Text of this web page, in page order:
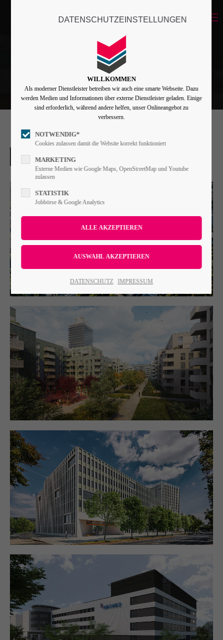
Passwort
Angemeldet bleiben
Anmelden
Register
Lorem ipsum dolor sit amet:
24h/ 365days
We offer support for our customers
Mon - Fri 8:00am - 5:00pm
Get in touch
Cybersteel Inc.
376-293 City Road, Suite 600
San Francisco, CA 94102
Have any questions?
+44 1234 567 890
Drop us a line
info@yourdomain.com
About us
Lorem ipsum dolor sit amet, consectetuer
adipiscing elit.
Aenean commodo ligula eget dolor. Aenean massa.
Cum sociis natoque penatibus et magnis dis
parturient montes, nascetur ridiculus mus. Donec
quam felis, ultricies nec.
Menu
DATENSCHUTZEINSTELLUNGEN
WILLKOMMEN
Als moderner Dienstleister betreiben wir auch eine smarte Webseite. Dazu
werden Medien und Informationen über externe Dienstleister geladen. Einige
sind erforderlich, während andere helfen, unser Onlineangebot zu
verbessern.
NOTWENDIG*
Cookies zulassen damit die Website korrekt funktioniert
MARKETING
Externe Medien wie Google Maps, OpenStreetMap und Youtube
zulassen
STATISTIK
Jobbörse & Google Analytics
DATENSCHUTZ IMPRESSUM